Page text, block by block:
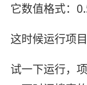
它数值格式：
这时候运行项
试一下运行，